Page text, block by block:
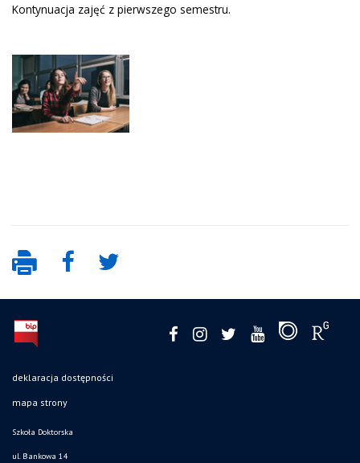
Kontynuacja zajęć z pierwszego semestru.
deklaracja dostępności
mapa strony
Szkoła Doktorska
ul. Bankowa 14